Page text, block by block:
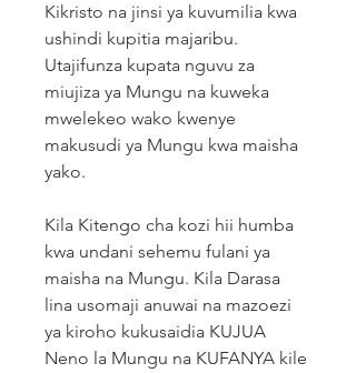
Kikristo na jinsi ya kuvumilia kwa
ushindi kupitia majaribu.
Utajifunza kupata nguvu za
miujiza ya Mungu na kuweka
mwelekeo wako kwenye
makusudi ya Mungu kwa maisha
yako.
Kila Kitengo cha kozi hii humba
kwa undani sehemu fulani ya
maisha na Mungu. Kila Darasa
lina usomaji anuwai na mazoezi
ya kiroho kukusaidia KUJUA
Neno la Mungu na KUFANYA kile